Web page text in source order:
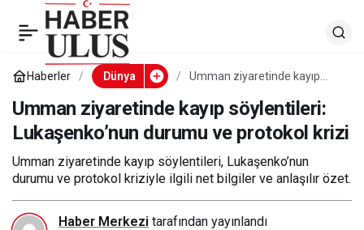
Haberler Dünya
Umman ziyaretinde kayıp
durumu ve protokol krizi
Umman ziyaretinde kayıp söylentileri:
Lukaşenko’nun durumu ve protokol krizi
Umman ziyaretinde kayıp söylentileri, Lukaşenko’nun
durumu ve protokol kriziyle ilgili net bilgiler ve anlaşılır özet.
Haber Merkezi tarafından yayınlandı
Umman ziyaretinde
kayıp söylentileri:
Lukaşenko’nun durumu
ve protokol krizi